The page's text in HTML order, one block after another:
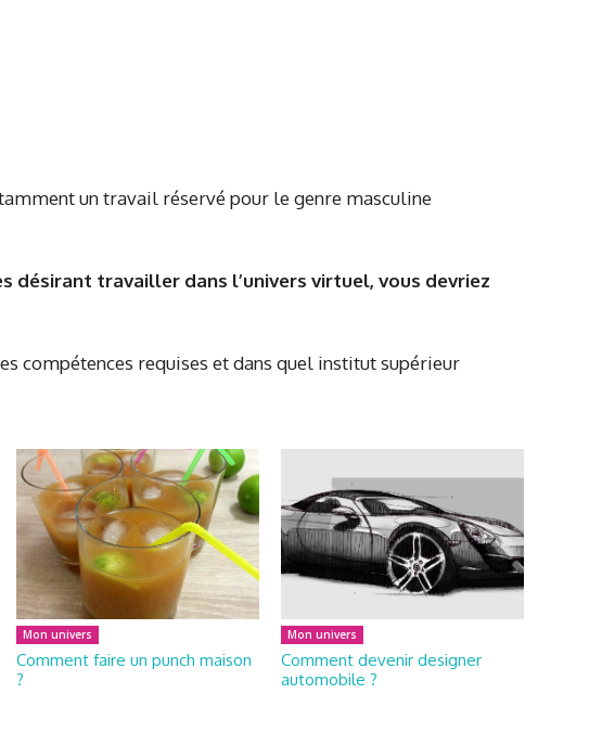
un travail réservé pour le genre masculine
travailler dans l’univers virtuel, vous devriez
compétences requises et dans quel institut supérieur
Mon univers
Comment faire un punch maison
?
Mon univers
Comment devenir designer
automobile ?